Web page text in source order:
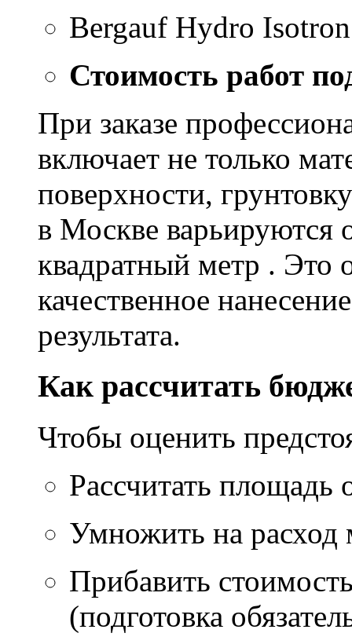
Bergauf Hydro
Стоимость работ
При заказе
включает не только
поверхности,
в Москве варьируются
квадратный метр . Это
качественное
результата.
Как рассчитать
Чтобы оценить
Рассчитать площадь
Умножить на расход
Прибавить
(подготовка